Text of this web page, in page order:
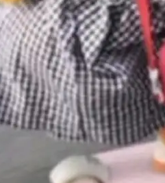
安全地从PoC走
得上AI应用...
的默认模式、浅
无意义的组
null 了。要知道
"文档、校验、或
的 enum，两个
Varda 在 Twitte
发布了 Cloudfla
人，跟其他所
实际上它不一
，我十年前的
它构建在 Cloudf
间搭建的平台
上是我十年秘密
管的分
出了最新开源项
运行 Cloudflare
守护进程。 设
独立的 SQLite
自己的 S3 兼容
存储库协调——
个对象自带一
建，单个数据
层面就被消除
占资源。当 cel
：vivo夺
Z系列
储等硬件成本暴
新机速度明显
机参数规格除开
中低端机器，
17、REDMI No
，一
编辑操作的版